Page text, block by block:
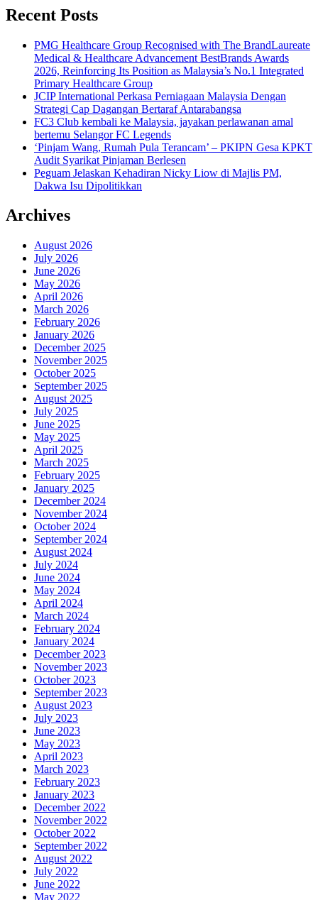
Recent Posts
PMG Healthcare Group Recognised with The BrandLaureate
Medical & Healthcare Advancement BestBrands Awards
2026, Reinforcing Its Position as Malaysia’s No.1 Integrated
Primary Healthcare Group
JCIP International Perkasa Perniagaan Malaysia Dengan
Strategi Cap Dagangan Bertaraf Antarabangsa
FC3 Club kembali ke Malaysia, jayakan perlawanan amal
bertemu Selangor FC Legends
‘Pinjam Wang, Rumah Pula Terancam’ – PKIPN Gesa KPKT
Audit Syarikat Pinjaman Berlesen
Peguam Jelaskan Kehadiran Nicky Liow di Majlis PM,
Dakwa Isu Dipolitikkan
Archives
August 2026
July 2026
June 2026
May 2026
April 2026
March 2026
February 2026
January 2026
December 2025
November 2025
October 2025
September 2025
August 2025
July 2025
June 2025
May 2025
April 2025
March 2025
February 2025
January 2025
December 2024
November 2024
October 2024
September 2024
August 2024
July 2024
June 2024
May 2024
April 2024
March 2024
February 2024
January 2024
December 2023
November 2023
October 2023
September 2023
August 2023
July 2023
June 2023
May 2023
April 2023
March 2023
February 2023
January 2023
December 2022
November 2022
October 2022
September 2022
August 2022
July 2022
June 2022
May 2022